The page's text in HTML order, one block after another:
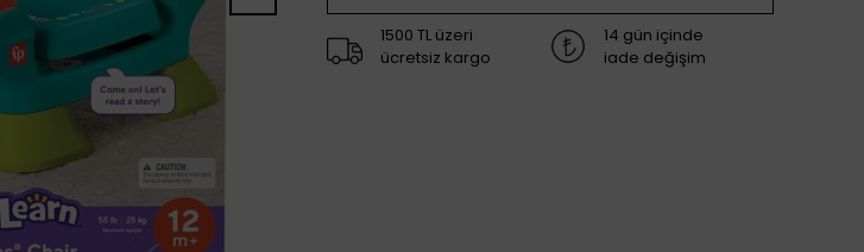
1500 TL üzeri
ücretsiz kargo
14 gün içinde
iade değişim